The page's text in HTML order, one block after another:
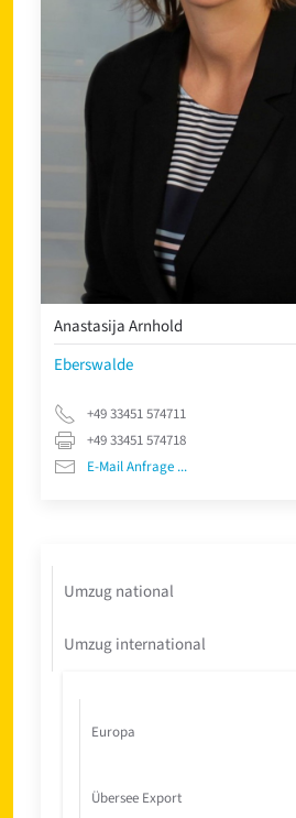
Anastasija Arnhold
Eberswalde
+49 33451 574711
+49 33451 574718
E-Mail Anfrage ...
Umzug national
Umzug international
Europa
Übersee Export